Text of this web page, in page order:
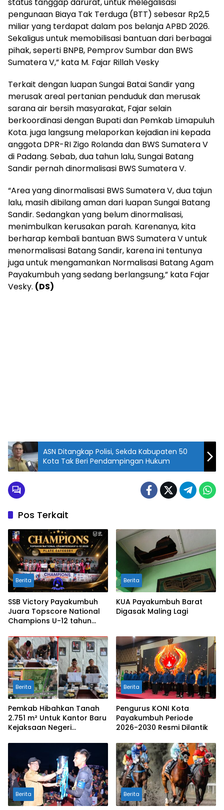
pengunaan Biaya Tak Terduga (BTT) sebesar Rp2,5
miliar yang terdapat dalam pos belanja APBD 2026.
Sekaligus untuk memobilisasi bantuan dari berbagai
pihak, seperti BNPB, Pemprov Sumbar dan BWS
Sumatera V,” kata M. Fajar Rillah Vesky
Terkait dengan luapan Sungai Batai Sandir yang
merusak areal pertanian penduduk dan merusak
sarana air bersih masyarakat, Fajar selain
berkoordinasi dengan Bupati dan Pemkab Limapuluh
Kota. juga langsung melaporkan kejadian ini kepada
anggota DPR-RI Zigo Rolanda dan BWS Sumatera V
di Padang. Sebab, dua tahun lalu, Sungai Batang
Sandir pernah dinormalisasi BWS Sumatera V.
“Area yang dinormalisasi BWS Sumatera V, dua tajun
lalu, masih dibilang aman dari luapan Sungai Batang
Sandir. Sedangkan yang belum dinormalisasi,
menimbulkan kerusakan parah. Karenanya, kita
berharap kembali bantuan BWS Sumatera V untuk
menormalisasi Batang Sandir, karena ini tentunya
juga untuk mengamankan Normalisasi Batang Agam
Payakumbuh yang sedang berlangsung,” kata Fajar
Vesky. (DS)
ASN Ditangkap Polisi, Sekda Kabupaten 50
Kota Tak Beri Pendampingan Hukum
Pos Terkait
Berita
SSB Victory Payakumbuh
Juara Topscore National
Champions U-12 tahun
Berita
KUA Payakumbuh Barat
Digasak Maling Lagi
Berita
Pemkab Hibahkan Tanah
2.751 m² Untuk Kantor Baru
Kejaksaan Negeri
Berita
Pengurus KONI Kota
Payakumbuh Periode
2026-2030 Resmi Dilantik
Berita Berita